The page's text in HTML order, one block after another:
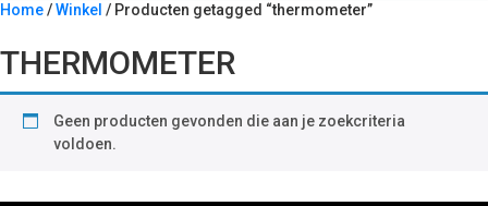
Home/Winkel / Producten getagged “thermometer”
THERMOMETER
Geen producten gevonden die aan je zoekcriteria
voldoen.